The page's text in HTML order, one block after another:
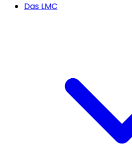
Das LMC